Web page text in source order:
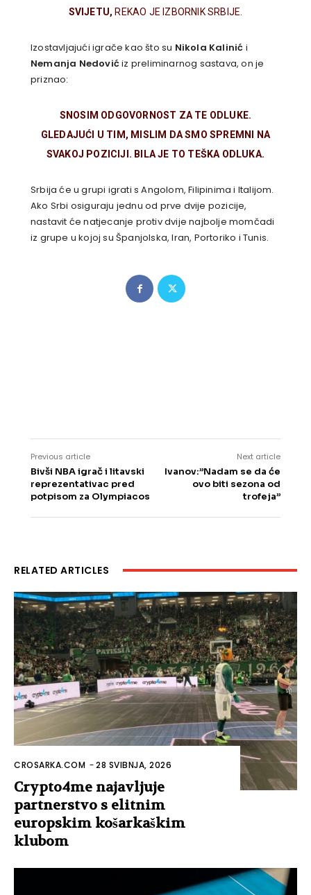
SVIJETU, REKAO JE IZBORNIK SRBIJE.
Izostavljajući igrače kao što su Nikola Kalinić i
Nemanja Nedovićiz preliminarnog sastava, on je
priznao:
SNOSIM ODGOVORNOST ZA TE ODLUKE.
GLEDAJUĆI U TIM, MISLIM DA SMO SPREMNI NA
SVAKOJ POZICIJI. BILA JE TO TEŠKA ODLUKA.
Srbija će u grupi igrati s Angolom, Filipinima i Italijom.
Ako Srbi osiguraju jednu od prve dvije pozicije,
nastavit će natjecanje protiv dvije najbolje momčadi
iz grupe u kojoj su Španjolska, Iran, Portoriko i Tunis.
Previous article
Bivši NBA igrač i litavski
reprezentativac pred
potpisom za Olympiacos
Next article
Ivanov:”Nadam se da će
ovo biti sezona od
trofeja”
RELATED ARTICLES
CROSARKA.COM -28 SVIBNJA, 2026
Crypto4me najavljuje
partnerstvo s elitnim
europskim košarkaškim
klubom